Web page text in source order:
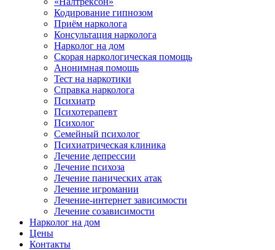
Кодирование гипнозом
Приём нарколога
Консультация нарколога
Нарколог на дом
Скорая наркологическая помощь
Анонимная помощь
Тест на наркотики
Справка нарколога
Психиатр
Психотерапевт
Психолог
Семейный психолог
Психиатрическая клиника
Лечение депрессии
Лечение психоза
Лечение панических атак
Лечение игромании
Лечение-интернет зависимости
Лечение созависимости
Нарколог на дом
Цены
Контакты